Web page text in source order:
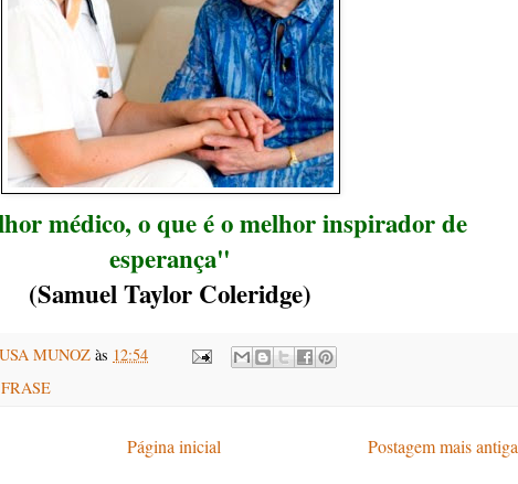
médico, o que é o melhor inspirador de
esperança"
(Samuel Taylor Coleridge)
MUNOZ às 12:54
Postagem mais antiga
Página inicial